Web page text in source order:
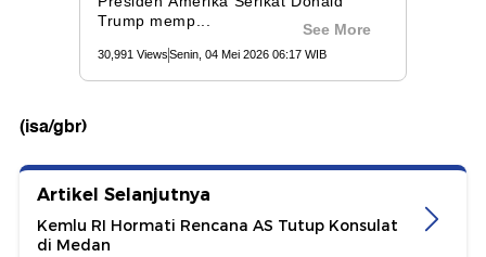
(isa/gbr)
Artikel Selanjutnya
Kemlu RI Hormati Rencana AS Tutup Konsulat
di Medan